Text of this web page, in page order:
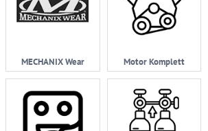
MECHANIX Wear Motor Komplett